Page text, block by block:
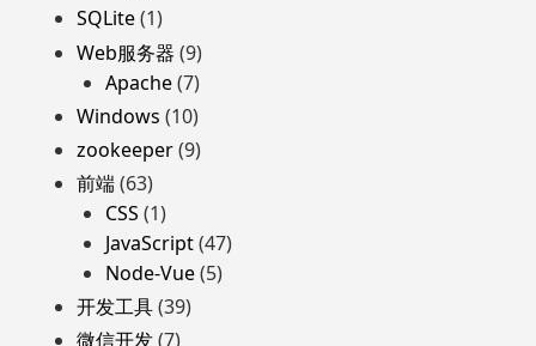
SQLite(1)
Web服务器 (9)
Apache(7)
Windows (10)
zookeeper(9)
前端(63)
CSS (1)
JavaScript(47)
Node-Vue(5)
开发工具(39)
微信开发(7)